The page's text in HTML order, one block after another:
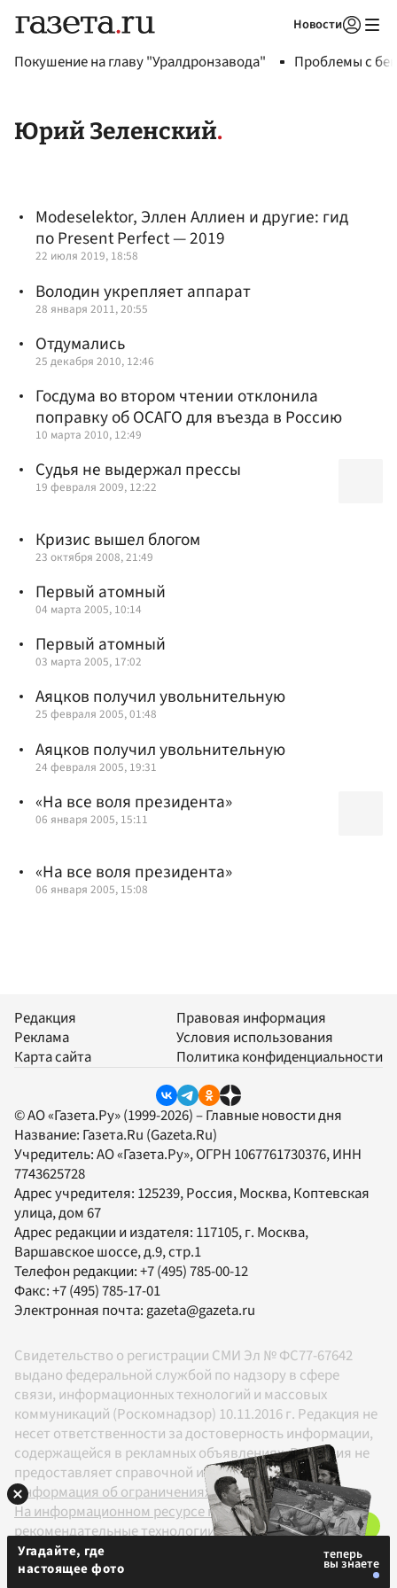
Новости
Покушение на главу "Уралдронзавода" Проблемы с
Юрий Зеленский
Modeselektor, Эллен Аллиен и другие: гид
по Present Perfect — 2019
22 июля 2019, 18:58
Володин укрепляет аппарат
28 января 2011, 20:55
Отдумались
25 декабря 2010, 12:46
Госдума во втором чтении отклонила
поправку об ОСАГО для въезда в Россию
10 марта 2010, 12:49
Судья не выдержал прессы
19 февраля 2009, 12:22
Кризис вышел блогом
23 октября 2008, 21:49
Первый атомный
04 марта 2005, 10:14
Первый атомный
03 марта 2005, 17:02
Аяцков получил увольнительную
25 февраля 2005, 01:48
Аяцков получил увольнительную
24 февраля 2005, 19:31
«На все воля президента»
06 января 2005, 15:11
«На все воля президента»
06 января 2005, 15:08
Редакция
Реклама
Карта сайта
Правовая информация
Условия использования
Политика конфиденциальности
© АО «Газета.Ру» (1999-2026) – Главные новости дня
Название: Газета.Ru (Gazeta.Ru)
Учредитель:АО «Газета.Ру», ОГРН 1067761730376, ИНН
7743625728
Адрес учредителя: 125239, Россия, Москва, Коптевская
улица, дом 67
Адрес редакции и издателя: 117105, г. Москва,
Варшавское шоссе, д.9, стр.1
Телефон редакции:+7 (495) 785-00-12
Факс:+7 (495) 785-17-01
Электронная почта:gazeta@gazeta.ru
Свидетельство о регистрации СМИ Эл № ФС77-67642
выдано федеральной службой по надзору в сфере
связи, информационных технологий и массовых
коммуникаций (Роскомнадзор) 10.11.2016 г. Редакция не
несет ответственности за достоверность информации,
содержащейся в рекламных объявлениях. Редакция не
предоставляет справочной информации.
Информация об ограничениях
На информационном ресурсе применяются
рекомендательные технологии в соответствии с
Правилами
Угадайте, где
настоящее фото